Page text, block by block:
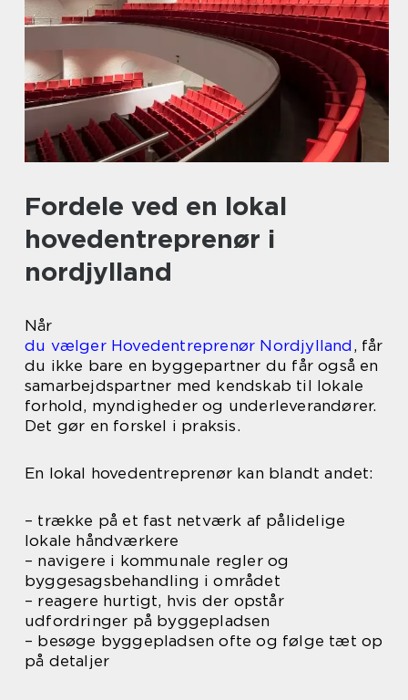
Fordele ved en lokal
hovedentreprenør i
nordjylland
Når
du vælger Hovedentreprenør Nordjylland , får
du ikke bare en byggepartner du får også en
samarbejdspartner med kendskab til lokale
forhold, myndigheder og underleverandører.
Det gør en forskel i praksis.
En lokal hovedentreprenør kan blandt andet:
– trække på et fast netværk af pålidelige
lokale håndværkere
– navigere i kommunale regler og
byggesagsbehandling i området
– reagere hurtigt, hvis der opstår
udfordringer på byggepladsen
– besøge byggepladsen ofte og følge tæt op
på detaljer